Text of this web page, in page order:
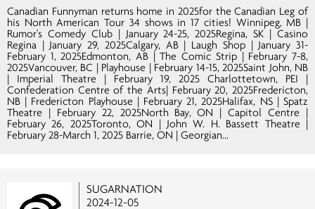
Canadian Funnyman returns home in 2025for the Canadian Leg of
his North American Tour 34 shows in 17 cities! Winnipeg, MB |
Rumor's Comedy Club | January 24-25, 2025Regina, SK | Casino
Regina | January 29, 2025Calgary, AB | Laugh Shop | January 31-
February 1, 2025Edmonton, AB | The Comic Strip | February 7-8,
2025Vancouver, BC | Playhouse | February 14-15, 2025Saint John, NB
| Imperial Theatre | February 19, 2025 Charlottetown, PEI |
Confederation Centre of the Arts| February 20, 2025Fredericton,
NB | Fredericton Playhouse | February 21, 2025Halifax, NS | Spatz
Theatre | February 22, 2025North Bay, ON | Capitol Centre |
February 26, 2025Toronto, ON | John W. H. Bassett Theatre |
February 28-March 1, 2025 Barrie, ON | Georgian...
SUGARNATION
2024-12-05